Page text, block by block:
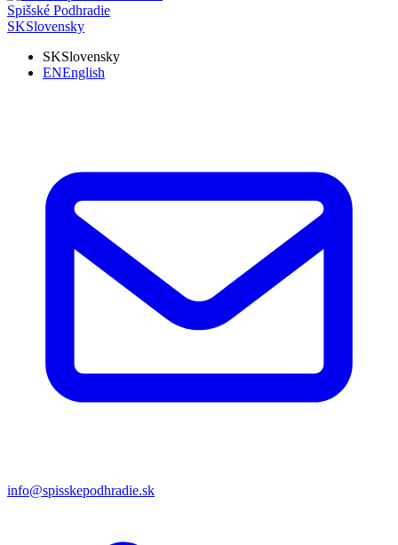
Spišské Podhradie
SKSlovensky
SKSlovensky
ENEnglish
info@spisskepodhradie.sk